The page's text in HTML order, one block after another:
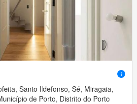
Santo Ildefonso, Sé, Miragaia,
de Porto, Distrito do Porto